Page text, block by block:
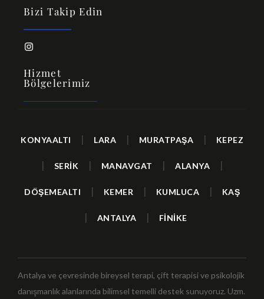
Bizi Takip Edin
Hizmet
Bölgelerimiz
KONYAALTI LARA MURATPAŞA KEPEZ
SERİK MANAVGAT ALANYA
DÖŞEMEALTI KEMER KUMLUCA KAŞ
ANTALYA FİNİKE
Antalya ve çevresinde bireysel terapi, çift terapisi ve psikolojik
danışmanlık alanlarında bilimsel temelli destek sunuyoruz. Uzm.